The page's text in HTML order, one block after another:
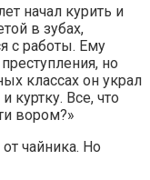
начал курить и
в зубах,
с работы. Ему
но
классах он украл
куртку. Все, что
вором?»